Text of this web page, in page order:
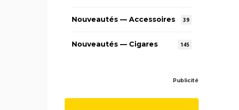
Nouveautés — Accessoires 39
Nouveautés — Cigares 145
Publicité